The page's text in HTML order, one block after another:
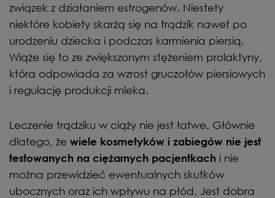
związek z działaniem estrogenów. Niestety
niektóre kobiety skarżą się na trądzik nawet po
urodzeniu dziecka i podczas karmienia piersią.
Wiąże się to ze zwiększonym stężeniem prolaktyny,
która odpowiada za wzrost gruczołów piersiowych
i regulację produkcji mleka.
Leczenie trądziku w ciąży nie jest łatwe. Głównie
dlatego, że wiele kosmetyków i zabiegów nie jest
testowanych na ciężarnych pacjentkach i nie
można przewidzieć ewentualnych skutków
ubocznych oraz ich wpływu na płód. Jest dobra